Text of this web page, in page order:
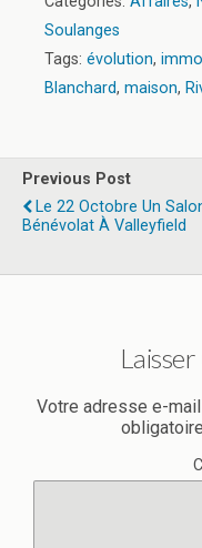
Soulanges
Tags: évolution,
Blanchard, maison,
Previous Post
Le 22 Octobre Un
Bénévolat À Valleyfield
Votre adresse e-